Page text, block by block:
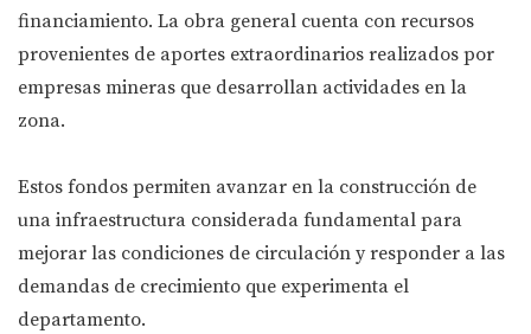
financiamiento. La obra general cuenta con recursos
provenientes de aportes extraordinarios realizados por
empresas mineras que desarrollan actividades en la
zona.
Estos fondos permiten avanzar en la construcción de
una infraestructura considerada fundamental para
mejorar las condiciones de circulación y responder a las
demandas de crecimiento que experimenta el
departamento.